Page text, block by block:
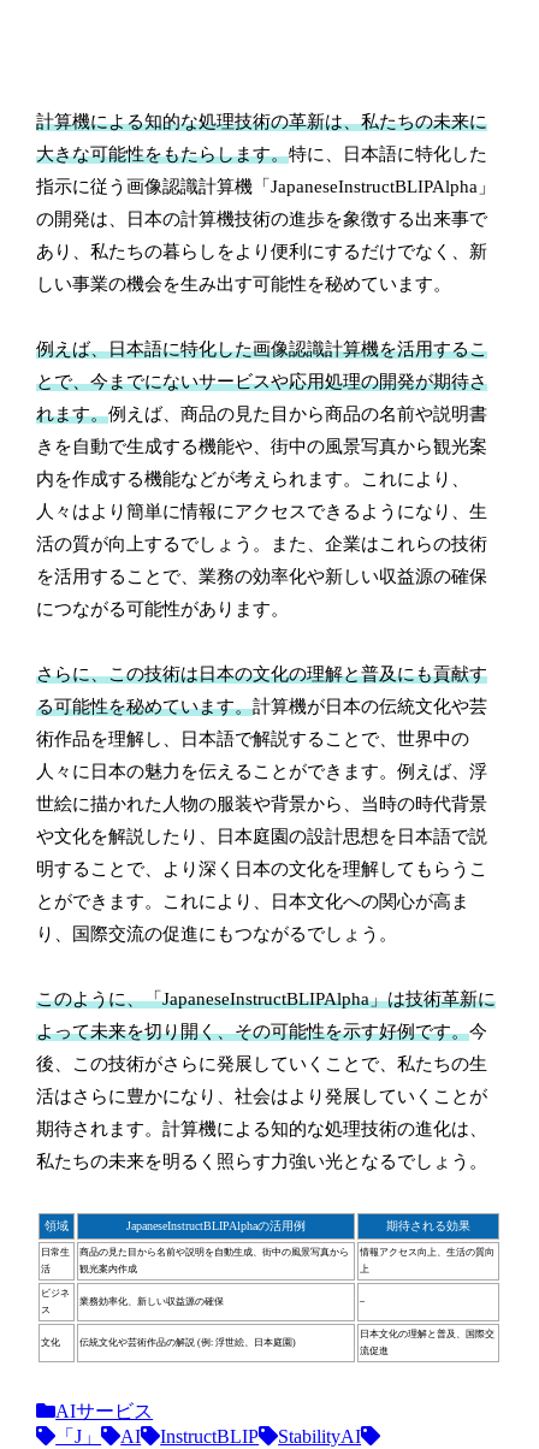
計算機による知的な処理技術の革新は、私たちの未来に
大きな可能性をもたらします。特に、日本語に特化した
指示に従う画像認識計算機「JapaneseInstructBLIPAlpha」
の開発は、日本の計算機技術の進歩を象徴する出来事で
あり、私たちの暮らしをより便利にするだけでなく、新
しい事業の機会を生み出す可能性を秘めています。
例えば、日本語に特化した画像認識計算機を活用するこ
とで、今までにないサービスや応用処理の開発が期待さ
れます。例えば、商品の見た目から商品の名前や説明書
きを自動で生成する機能や、街中の風景写真から観光案
内を作成する機能などが考えられます。これにより、
人々はより簡単に情報にアクセスできるようになり、生
活の質が向上するでしょう。また、企業はこれらの技術
を活用することで、業務の効率化や新しい収益源の確保
につながる可能性があります。
さらに、この技術は日本の文化の理解と普及にも貢献す
る可能性を秘めています。計算機が日本の伝統文化や芸
術作品を理解し、日本語で解説することで、世界中の
人々に日本の魅力を伝えることができます。例えば、浮
世絵に描かれた人物の服装や背景から、当時の時代背景
や文化を解説したり、日本庭園の設計思想を日本語で説
明することで、より深く日本の文化を理解してもらうこ
とができます。これにより、日本文化への関心が高ま
り、国際交流の促進にもつながるでしょう。
このように、「JapaneseInstructBLIPAlpha」は技術革新に
よって未来を切り開く、その可能性を示す好例です。今
後、この技術がさらに発展していくことで、私たちの生
活はさらに豊かになり、社会はより発展していくことが
期待されます。計算機による知的な処理技術の進化は、
私たちの未来を明るく照らす力強い光となるでしょう。
領域 JapaneseInstructBLIPAlphaの活用例 期待される効果
日常生
活
商品の見た目から名前や説明を自動生成、街中の風景写真から
観光案内作成
情報アクセス向上、生活の質向
上
ビジネ
ス
業務効率化、新しい収益源の確保 –
文化 伝統文化や芸術作品の解説 (例: 浮世絵、日本庭園)
日本文化の理解と普及、国際交
流促進
AIサービス
「J」
AI InstructBLIP StabilityAI